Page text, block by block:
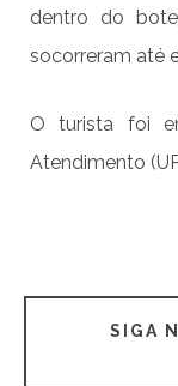
dentro do
socorreram até
O turista foi
Atendimento
SIGA